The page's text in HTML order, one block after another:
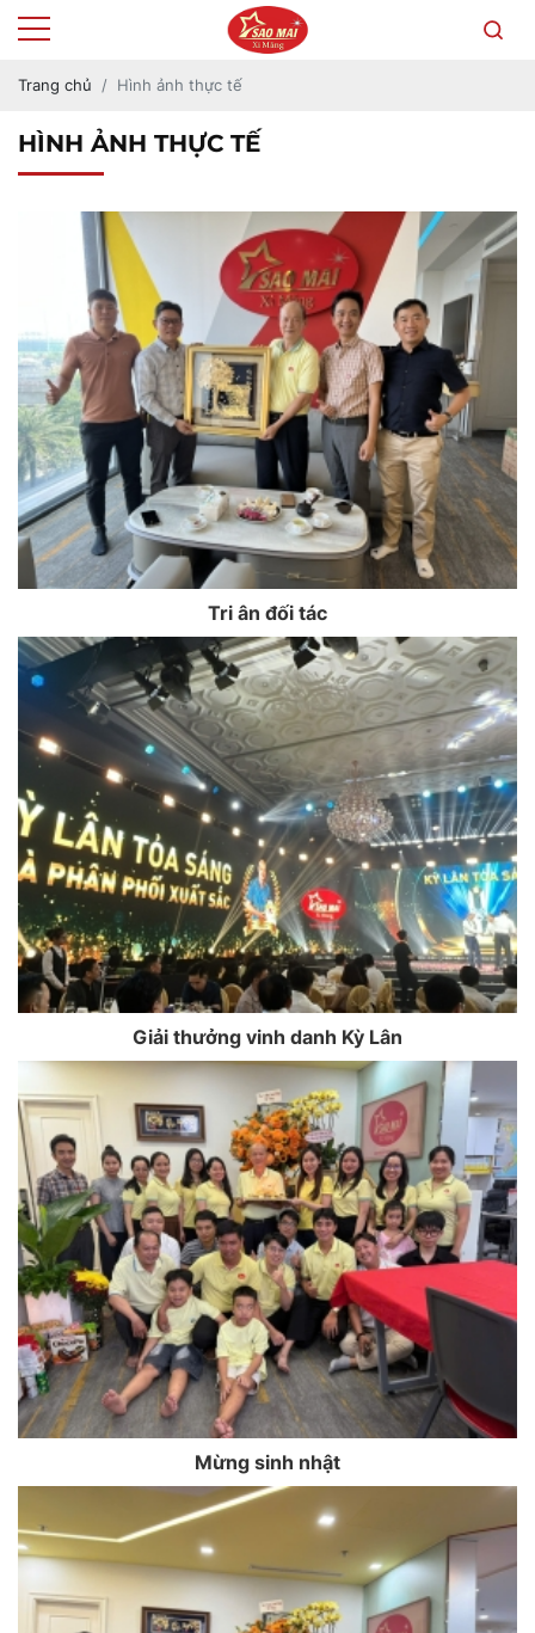
Trang chủ Hình ảnh thực tế
HÌNH ẢNH THỰC TẾ
Tri ân đối tác
Giải thưởng vinh danh Kỳ Lân
Mừng sinh nhật